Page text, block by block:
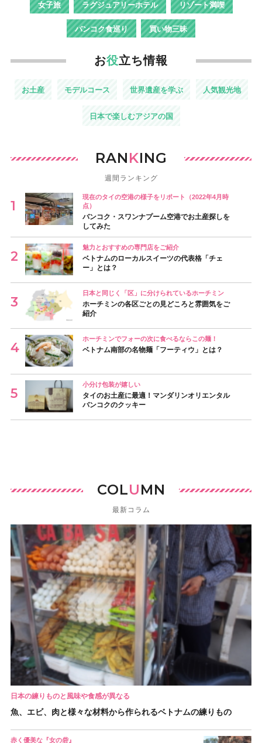
女子旅 ラグジュアリーホテル リゾート満喫
バンコク食巡り 買い物三昧
お役立ち情報
お土産 モデルコース 世界遺産を学ぶ 人気観光地
日本で楽しむアジアの国
RANKING
週間ランキング
現在のタイの空港の様子をリポート（2022年4月時
点）
バンコク・スワンナプーム空港でお土産探しを
してみた
魅力とおすすめの専門店をご紹介
ベトナムのローカルスイーツの代表格「チェ
ー」とは？
日本と同じく「区」に分けられているホーチミン
ホーチミンの各区ごとの見どころと雰囲気をご
紹介
ホーチミンでフォーの次に食べるならこの麺！
ベトナム南部の名物麺「フーティウ」とは？
小分け包装が嬉しい
タイのお土産に最適！マンダリンオリエンタル
バンコクのクッキー
COLUMN
最新コラム
日本の練りものと風味や食感が異なる
魚、エビ、肉と様々な材料から作られるベトナムの練りもの
赤く優美な『女の砦』